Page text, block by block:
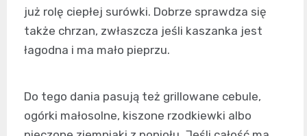
już rolę ciepłej surówki. Dobrze sprawdza się
także chrzan, zwłaszcza jeśli kaszanka jest
łagodna i ma mało pieprzu.
Do tego dania pasują też grillowane cebule,
ogórki małosolne, kiszone rzodkiewki albo